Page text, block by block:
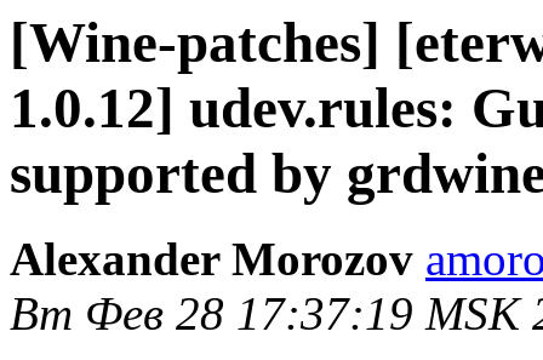
[Wine-patches]
1.0.12] udev.rules:
supported by
Alexander Morozov
Вт Фев 28 17:37:19 MSK